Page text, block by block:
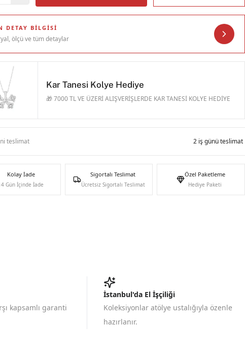
DETAY BILGISI
ölçü ve tüm detaylar
Kar Tanesi Kolye Hediye
🎁 7000 TL VE ÜZERİ ALIŞVERİŞLERDE KAR TANESİ KOLYE HEDİYE
teslimat 2 iş günü teslimat
Kolay İade
Gün İçinde İade
Sigortalı Teslimat
Ücretsiz Sigortalı Teslimat
Özel Paketleme
Hediye Paketi
kapsamlı garanti
İstanbul'da El İşçiliği
Koleksiyonlar atölye ustalığıyla özenle
hazırlanır.